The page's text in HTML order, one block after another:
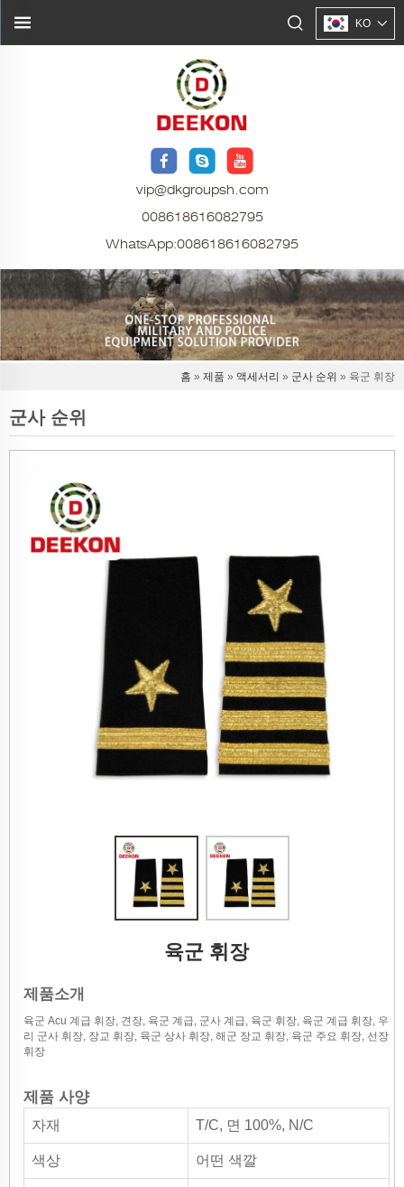
KO
vip@dkgroupsh.com
008618616082795
WhatsApp:008618616082795
홈 » 제품 » 액세서리 » 군사 순위 » 육군 휘장
군사 순위
육군 휘장
제품소개
육군 Acu 계급 휘장, 견장, 육군 계급, 군사 계급, 육군 휘장, 육군 계급 휘장, 우
리 군사 휘장, 장교 휘장, 육군 상사 휘장, 해군 장교 휘장, 육군 주요 휘장, 선장
휘장
제품 사양
자재 T/C, 면 100%, N/C
색상 어떤 색깔